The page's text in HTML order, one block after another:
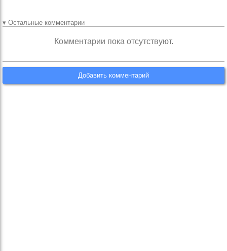
▾ Остальные комментарии
Комментарии пока отсутствуют.
Добавить комментарий